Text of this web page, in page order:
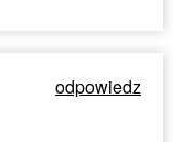
odpowiedz